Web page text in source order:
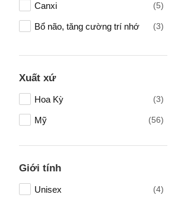
Canxi (5)
Bổ não, tăng cường trí nhớ (3)
Sữa cho bà bầu
Vitamin cho bà bầu (1)
Xuất xứ
Hoa Kỳ (3)
Mỹ (56)
Giới tính
Unisex (4)